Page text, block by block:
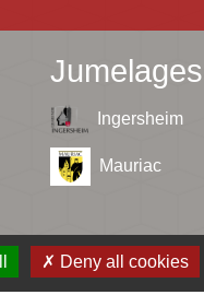
Jumelages
Ingersheim
Mauriac
Deny all cookies